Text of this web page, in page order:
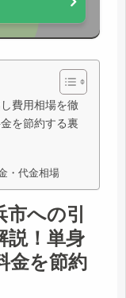
費用相場を徹
を節約する裏
・代金相場
への引
説！単身
金を節約